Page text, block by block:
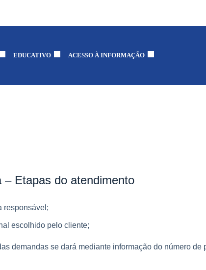
EDUCATIVO ACESSO À INFORMAÇÃO
– Etapas do atendimento
responsável;
escolhido pelo cliente;
demandas se dará mediante informação do número de